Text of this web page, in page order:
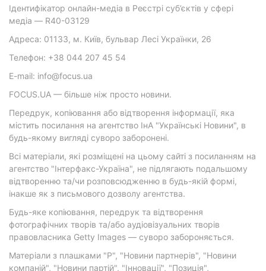
Ідентифікатор онлайн-медіа в Реєстрі суб’єктів у сфері
медіа — R40-03129
Адреса: 01133, м. Київ, бульвар Лесі Українки, 26
Телефон: +38 044 207 45 54
E-mail: info@focus.ua
FOCUS.UA — більше ніж просто новини.
Передрук, копіювання або відтворення інформації, яка
містить посилання на агентство ІнА "Українські Новини", в
будь-якому вигляді суворо заборонені.
Всі матеріали, які розміщені на цьому сайті з посиланням на
агентство "Інтерфакс-Україна", не підлягають подальшому
відтворенню та/чи розповсюдженню в будь-якій формі,
інакше як з письмового дозволу агентства.
Будь-яке копіювання, передрук та відтворення
фотографічних творів та/або аудіовізуальних творів
правовласника Getty Images — суворо забороняється.
Матеріали з плашками "Р", "Новини партнерів", "Новини
компаній", "Новини партій", "Інновації", "Позиція",